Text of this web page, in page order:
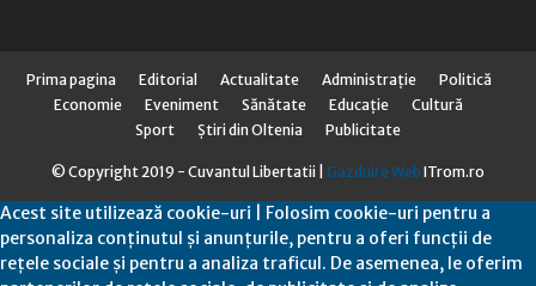
Prima pagina Editorial Actualitate Administraţie
Politică
Economie
Eveniment Sănătate Educaţie
Cultură
Sport
Știri din Oltenia Publicitate
© Copyright 2019 - Cuvantul Libertatii | Gazduire Web ITrom.ro
Acest site utilizează cookie-uri | Folosim cookie-uri pentru a
personaliza conținutul și anunțurile, pentru a oferi funcții de
rețele sociale și pentru a analiza traficul. De asemenea, le oferim